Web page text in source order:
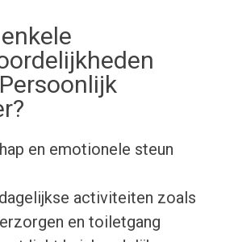
en emotionele steun
activiteiten zoals
en toiletgang